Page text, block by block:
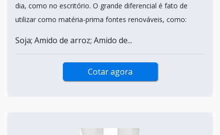
dia, como no escritório. O grande diferencial é fato de
utilizar como matéria-prima fontes renováveis, como:
Soja; Amido de arroz; Amido de...
Cotar agora